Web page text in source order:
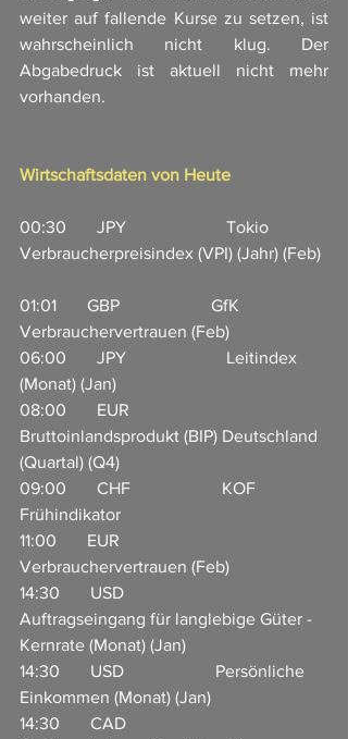
weiter auf fallende Kurse zu setzen, ist
wahrscheinlich nicht klug. Der
Abgabedruck ist aktuell nicht mehr
vorhanden.
Wirtschaftsdaten von Heute
00:30       JPY                       Tokio
Verbraucherpreisindex (VPI) (Jahr) (Feb)
01:01       GBP                     GfK
Verbrauchervertrauen (Feb)
06:00       JPY                       Leitindex
(Monat) (Jan)
08:00       EUR
Bruttoinlandsprodukt (BIP) Deutschland
(Quartal) (Q4)
09:00       CHF                     KOF
Frühindikator
11:00       EUR
Verbrauchervertrauen (Feb)
14:30       USD
Auftragseingang für langlebige Güter -
Kernrate (Monat) (Jan)
14:30       USD                     Persönliche
Einkommen (Monat) (Jan)
14:30       CAD